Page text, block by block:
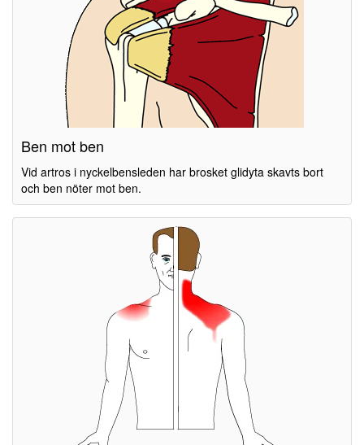
Ben mot ben
Vid artros i nyckelbensleden har brosket glidyta skavts bort
och ben nöter mot ben.